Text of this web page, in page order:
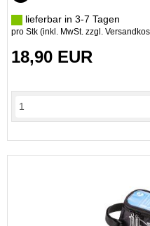
lieferbar in 3-7 Tagen
pro Stk (inkl. MwSt. zzgl.
18,90 EUR